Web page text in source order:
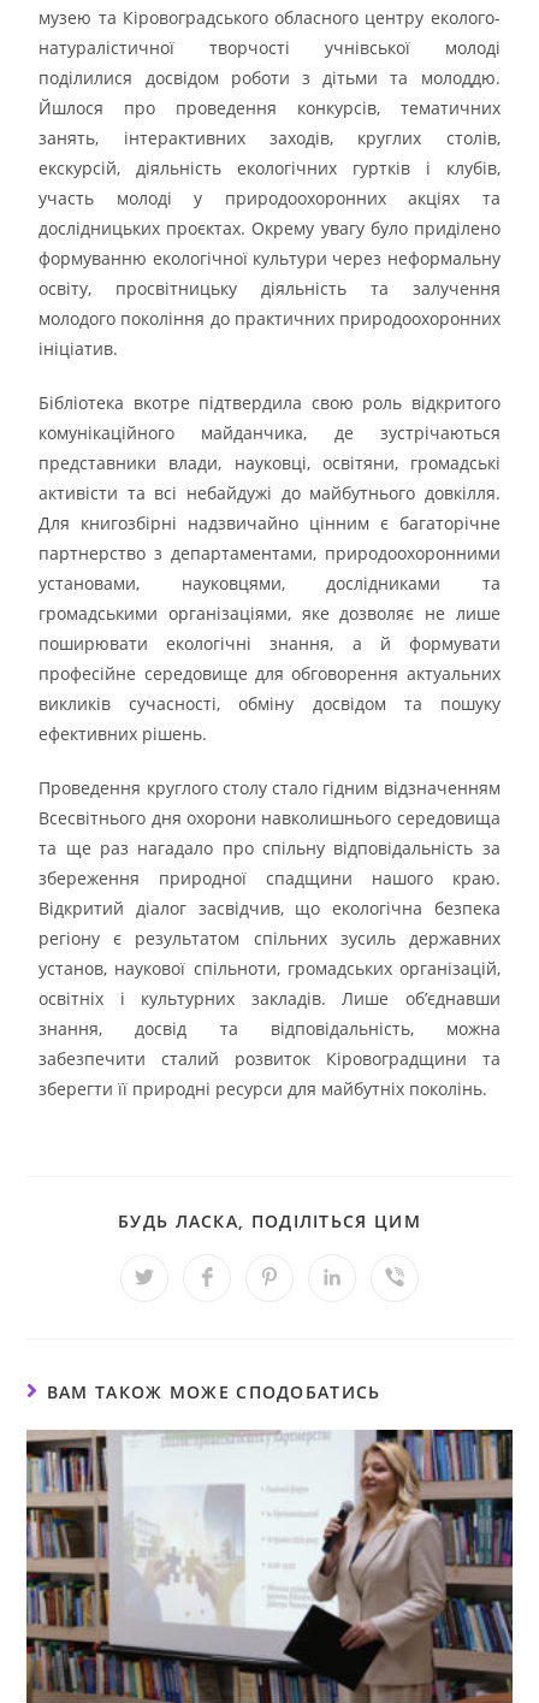
музею та Кіровоградського обласного центру еколого-
натуралістичної творчості учнівської молоді
поділилися досвідом роботи з дітьми та молоддю.
Йшлося про проведення конкурсів, тематичних
занять, інтерактивних заходів, круглих столів,
екскурсій, діяльність екологічних гуртків і клубів,
участь молоді у природоохоронних акціях та
дослідницьких проєктах. Окрему увагу було приділено
формуванню екологічної культури через неформальну
освіту, просвітницьку діяльність та залучення
молодого покоління до практичних природоохоронних
ініціатив.
Бібліотека вкотре підтвердила свою роль відкритого
комунікаційного майданчика, де зустрічаються
представники влади, науковці, освітяни, громадські
активісти та всі небайдужі до майбутнього довкілля.
Для книгозбірні надзвичайно цінним є багаторічне
партнерство з департаментами, природоохоронними
установами, науковцями, дослідниками та
громадськими організаціями, яке дозволяє не лише
поширювати екологічні знання, а й формувати
професійне середовище для обговорення актуальних
викликів сучасності, обміну досвідом та пошуку
ефективних рішень.
Проведення круглого столу стало гідним відзначенням
Всесвітнього дня охорони навколишнього середовища
та ще раз нагадало про спільну відповідальність за
збереження природної спадщини нашого краю.
Відкритий діалог засвідчив, що екологічна безпека
регіону є результатом спільних зусиль державних
установ, наукової спільноти, громадських організацій,
освітніх і культурних закладів. Лише об’єднавши
знання, досвід та відповідальність, можна
забезпечити сталий розвиток Кіровоградщини та
зберегти її природні ресурси для майбутніх поколінь.
БУДЬ ЛАСКА, ПОДІЛІТЬСЯ ЦИМ
ВАМ ТАКОЖ МОЖЕ СПОДОБАТИСЬ